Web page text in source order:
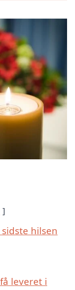
hilsen
leveret i